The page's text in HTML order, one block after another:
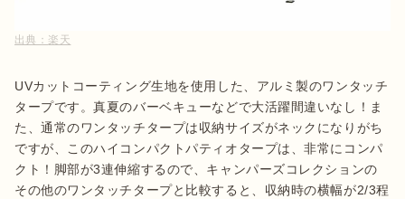
出典： 楽天
UVカットコーティング生地を使用した、アルミ製のワンタッチ
タープです。真夏のバーベキューなどで大活躍間違いなし！ま
た、通常のワンタッチタープは収納サイズがネックになりがち
ですが、このハイコンパクトパティオタープは、非常にコンパ
クト！脚部が3連伸縮するので、キャンパーズコレクションの
その他のワンタッチタープと比較すると、収納時の横幅が2/3程